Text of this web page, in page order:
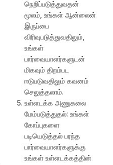
நெறிப்படுத்துவதன்
மூலம், உங்கள் ஆன்லைன்
இருப்பை
விரிவுபடுத்துவதிலும்,
உங்கள்
பார்வையாளர்களுடன்
மிகவும் திறம்பட
ஈடுபடுவதிலும் கவனம்
செலுத்தலாம்.
உள்ளடக்க அணுகலை
மேம்படுத்துதல்: உங்கள்
கோப்புகளை
படியெடுத்தல் பரந்த
பார்வையாளர்களுக்கு
உங்கள் உள்ளடக்கத்தின்